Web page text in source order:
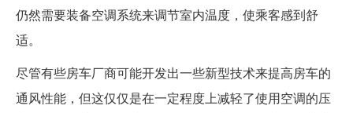
仍然需要装备空调系统来调节室内温度，使乘客感到舒
适。
尽管有些房车厂商可能开发出一些新型技术来提高房车的
通风性能，但这仅仅是在一定程度上减轻了使用空调的压